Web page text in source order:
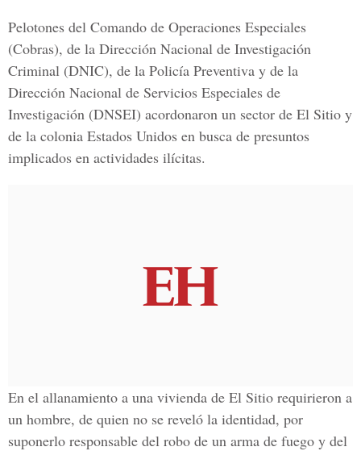
Pelotones del Comando de Operaciones Especiales
(Cobras), de la Dirección Nacional de Investigación
Criminal (DNIC), de la Policía Preventiva y de la
Dirección Nacional de Servicios Especiales de
Investigación (DNSEI) acordonaron un sector de El Sitio y
de la colonia Estados Unidos en busca de presuntos
implicados en actividades ilícitas.
En el allanamiento a una vivienda de El Sitio requirieron a
un hombre, de quien no se reveló la identidad, por
suponerlo responsable del robo de un arma de fuego y del